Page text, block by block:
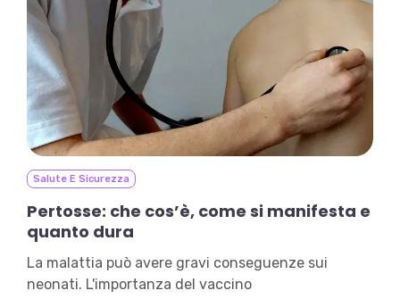
Salute E Sicurezza
Pertosse: che cos’è, come si manifesta e
quanto dura
La malattia può avere gravi conseguenze sui
neonati. L'importanza del vaccino